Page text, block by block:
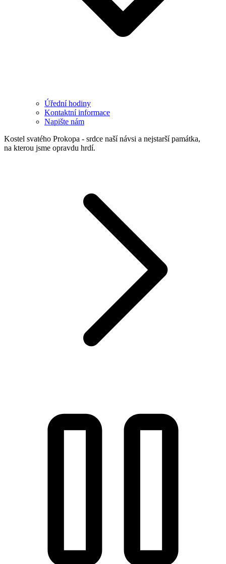
Úřední hodiny
Kontaktní informace
Napište nám
Kostel svatého Prokopa - srdce naší návsi a nejstarší památka,
na kterou jsme opravdu hrdí.